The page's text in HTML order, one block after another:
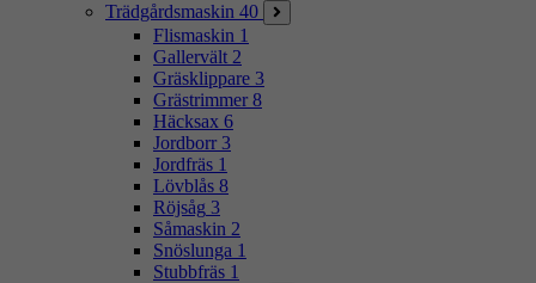
Trädgårdsmaskin 40
Flismaskin 1
Gallervält 2
Gräsklippare 3
Grästrimmer 8
Häcksax 6
Jordborr 3
Jordfräs 1
Lövblås 8
Röjsåg 3
Såmaskin 2
Snöslunga 1
Stubbfräs 1